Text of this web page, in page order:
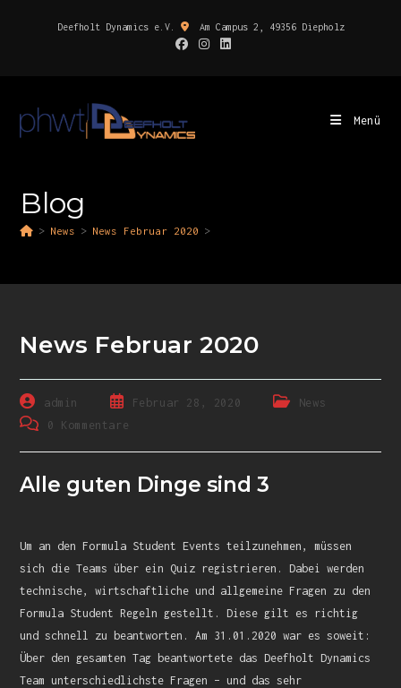
Deefholt Dynamics e.V. Am Campus 2, 49356 Diepholz
Menü
Blog
> News > News Februar 2020 >
News Februar 2020
admin Februar 28, 2020
News
0 Kommentare
Alle guten Dinge sind 3
Um an den Formula Student Events teilzunehmen, müssen
sich die Teams über ein Quiz registrieren. Dabei werden
technische, wirtschaftliche und allgemeine Fragen zu den
Formula Student Regeln gestellt. Diese gilt es richtig
und schnell zu beantworten. Am 31.01.2020 war es soweit:
Über den gesamten Tag beantwortete das Deefholt Dynamics
Team unterschiedlichste Fragen – und das sehr